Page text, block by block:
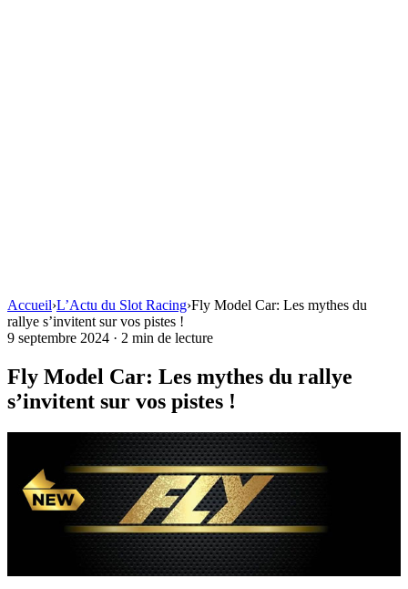
Accueil›L’Actu du Slot Racing›Fly Model Car: Les mythes du
rallye s’invitent sur vos pistes !
9 septembre 2024 · 2 min de lecture
Fly Model Car: Les mythes du rallye
s’invitent sur vos pistes !